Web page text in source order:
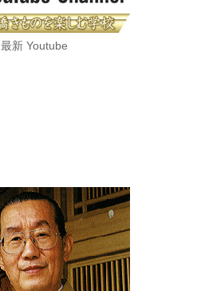
最新 Youtube